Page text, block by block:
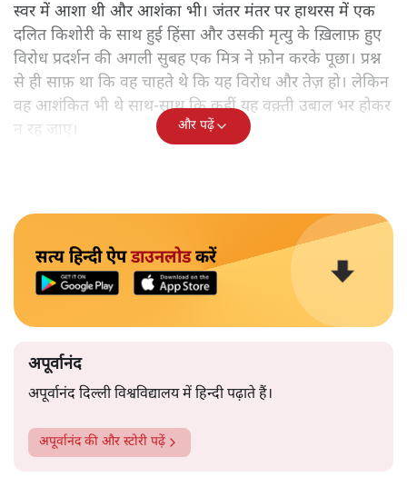
स्वर में आशा थी और आशंका भी। जंतर मंतर पर हाथरस में एक
दलित किशोरी के साथ हुई हिंसा और उसकी मृत्यु के ख़िलाफ़ हुए
विरोध प्रदर्शन की अगली सुबह एक मित्र ने फ़ोन करके पूछा। प्रश्न
से ही साफ़ था कि वह चाहते थे कि यह विरोध और तेज़ हो। लेकिन
वह आशंकित भी थे साथ-साथ कि कहीं यह वक़्ती उबाल भर होकर
न रह जाए।
और पढ़ें
सत्य हिन्दी ऐपडाउनलोडकरें
अपूर्वानंद
अपूर्वानंद दिल्ली विश्वविद्यालय में हिन्दी पढ़ाते हैं।
अपूर्वानंदकी और स्टोरी पढ़ें